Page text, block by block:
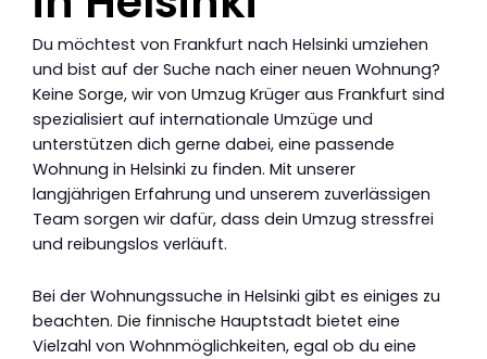
Du möchtest von Frankfurt nach Helsinki umziehen
und bist auf der Suche nach einer neuen Wohnung?
Keine Sorge, wir von Umzug Krüger aus Frankfurt sind
spezialisiert auf internationale Umzüge und
unterstützen dich gerne dabei, eine passende
Wohnung in Helsinki zu finden. Mit unserer
langjährigen Erfahrung und unserem zuverlässigen
Team sorgen wir dafür, dass dein Umzug stressfrei
und reibungslos verläuft.
Bei der Wohnungssuche in Helsinki gibt es einiges zu
beachten. Die finnische Hauptstadt bietet eine
Vielzahl von Wohnmöglichkeiten, egal ob du eine